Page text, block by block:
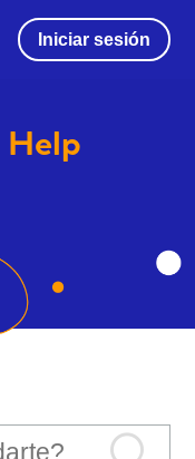
Iniciar sesión
Help